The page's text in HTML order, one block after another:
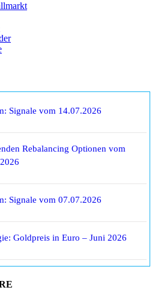
Signale vom 14.07.2026
Rebalancing Optionen vom
Signale vom 07.07.2026
Goldpreis in Euro – Juni 2026